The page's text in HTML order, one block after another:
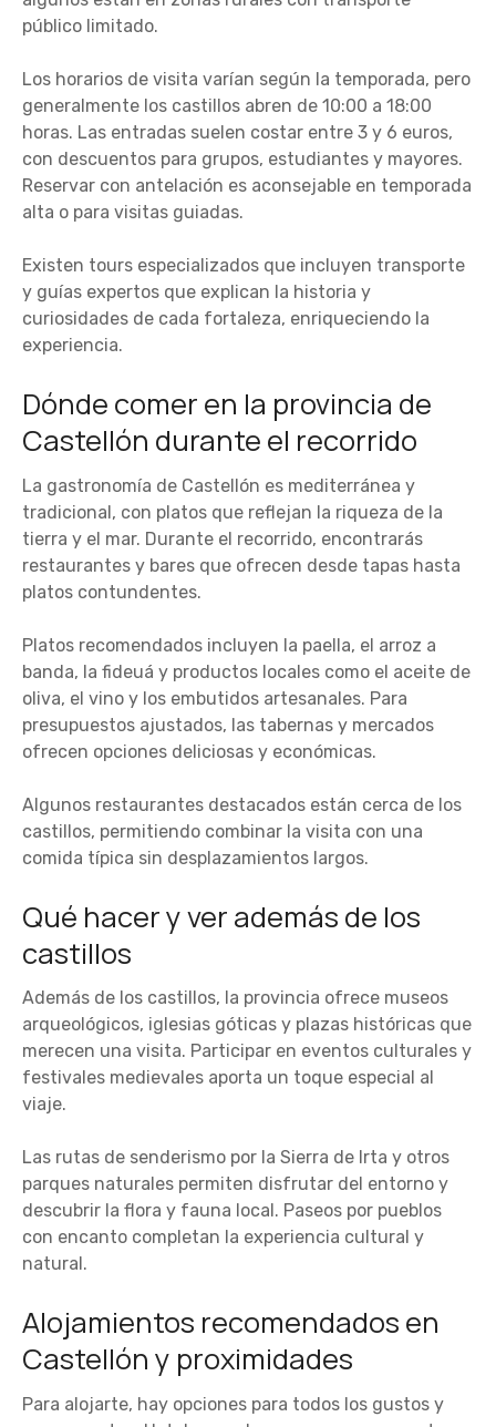
público limitado.
Los horarios de visita varían según la temporada, pero
generalmente los castillos abren de 10:00 a 18:00
horas. Las entradas suelen costar entre 3 y 6 euros,
con descuentos para grupos, estudiantes y mayores.
Reservar con antelación es aconsejable en temporada
alta o para visitas guiadas.
Existen tours especializados que incluyen transporte
y guías expertos que explican la historia y
curiosidades de cada fortaleza, enriqueciendo la
experiencia.
Dónde comer en la provincia de
Castellón durante el recorrido
La gastronomía de Castellón es mediterránea y
tradicional, con platos que reflejan la riqueza de la
tierra y el mar. Durante el recorrido, encontrarás
restaurantes y bares que ofrecen desde tapas hasta
platos contundentes.
Platos recomendados incluyen la paella, el arroz a
banda, la fideuá y productos locales como el aceite de
oliva, el vino y los embutidos artesanales. Para
presupuestos ajustados, las tabernas y mercados
ofrecen opciones deliciosas y económicas.
Algunos restaurantes destacados están cerca de los
castillos, permitiendo combinar la visita con una
comida típica sin desplazamientos largos.
Qué hacer y ver además de los
castillos
Además de los castillos, la provincia ofrece museos
arqueológicos, iglesias góticas y plazas históricas que
merecen una visita. Participar en eventos culturales y
festivales medievales aporta un toque especial al
viaje.
Las rutas de senderismo por la Sierra de Irta y otros
parques naturales permiten disfrutar del entorno y
descubrir la flora y fauna local. Paseos por pueblos
con encanto completan la experiencia cultural y
natural.
Alojamientos recomendados en
Castellón y proximidades
Para alojarte, hay opciones para todos los gustos y